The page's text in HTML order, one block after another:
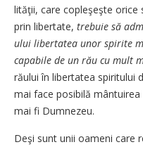
li­tăţii, care copleşeşte orice
prin libertate, trebuie să
ului libertatea unor spirite
capabile de un rău cu mult
răului în libertatea spiritului
mai face posibilă
mai fi Dumnezeu.
Deşi sunt unii oameni care